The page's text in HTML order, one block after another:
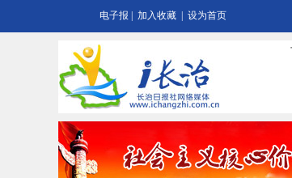
电子报 加入收藏 设为首页